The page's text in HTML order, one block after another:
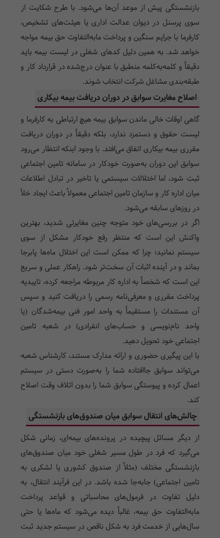
بازنشستگی پیش از موعد آن‌ها می‌شود. با طرح شکایت از
سوی پرسنل در دیوان عدالت اداری یا هیئت‌های تشخیص،
کارفرما با جرایم سنگین و پرداخت مابه‌التفاوت حق بیمه مواجه
خواهد شد. به همین دلیل کدهای شغلی در لیست بیمه باید
دقیقاً و کلمه‌به‌کلمه منطبق با عنوان درج‌شده در قرارداد کار و
طبقه‌بندی مشاغل شرکت انتخاب شوند.
اصلاح مغایرت سوابق در دوران دریافت بیمه بیکاری
گاهی اوقات خالی ماندن سوابق بیمه هیچ ارتباطی به کارفرما و
لیست حقوق و دستمزد ندارد، بلکه دقیقاً در دوران دریافت
مقرری بیمه بیکاری اتفاق می‌افتد. با وجود اینکه انتظار می‌رود
سوابق این دوران به‌صورت خودکار در سامانه تامین اجتماعی
ثبت شود، اما اختلالات سیستمی یا تاخیر در تبادل اطلاعات
میان اداره کار و سازمان تامین اجتماعی معمولاً باعث ایجاد خلأ
در روزهای سابقه می‌شود.
اگر در بررسی‌های خود متوجه چنین مغایرتی شدید، بهترین
واکنش این است که منتظر رفع خودکار مشکل از سوی
سیستم نمانید؛ چرا که ممکن است این اختلال ماه‌ها پابرجا
بماند و در آینده اثبات آن سخت‌تر شود. راهکار عملی و سریع
این است که شخصاً به اداره کار مربوطه مراجعه کرده، تاییدیه
پرداخت مقرری و معرفی‌نامه رسمی را دریافت کنید و سپس
آن مستندات را مستقیماً به واحد امور فنی بیمه‌شدگان (یا
واحد نام‌نویسی و حساب‌های انفرادی) در شعبه تامین
اجتماعی خود تحویل دهید.
با این پیگیری حضوری و ارائه مدارک مستند، کارشناس شعبه
می‌تواند سوابق جاافتاده شما را به‌صورت دستی در سیستم
اعمال کرده و پیوستگی سوابق شما را بدون اتلاف وقت اصلاح
کند.
چالش‌های انتقال سوابق میان صندوق‌های بازنشستگی
از دیگر مسائل پیچیده در پرونده‌های بیمه‌ای، زمانی شکل
می‌گیرد که فرد در طول مسیر شغلی خود میان صندوق‌های
بازنشستگی مختلف (مثلاً از صندوق کشوری یا لشکری به
تامین اجتماعی) جابه‌جا شده باشد. در این فرآیند انتقال، به
دلیل تفاوت در فرمول‌های محاسباتی و قواعد پرداخت
مابه‌التفاوت حق بیمه، غالباً دیده می‌شود که ماه‌ها یا حتی
سال‌هایی از خدمت فرد به شکل ناقص در سیستم جدید ثبت